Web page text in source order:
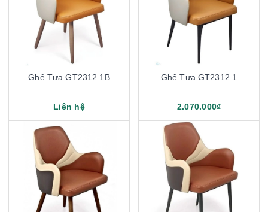
Ghế Tựa GT2312.1B
Liên hệ
Ghế Tựa GT2312.1
2.070.000₫